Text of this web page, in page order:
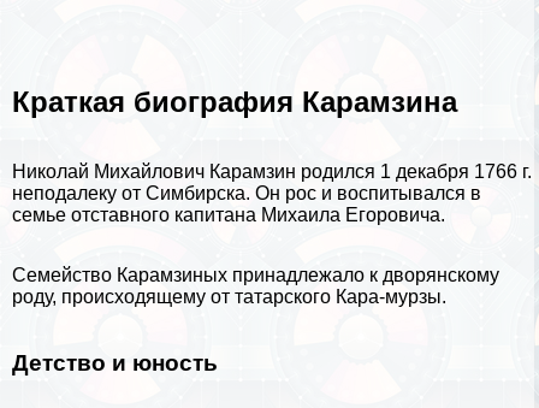
Краткая биография Карамзина
Николай Михайлович Карамзин родился 1 декабря 1766 г.
неподалеку от Симбирска. Он рос и воспитывался в
семье отставного капитана Михаила Егоровича.
Семейство Карамзиных принадлежало к дворянскому
роду, происходящему от татарского Кара-мурзы.
Детство и юность